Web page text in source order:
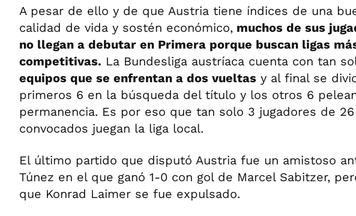
A pesar de ello y de que Austria tiene índices de una
calidad de vida y sostén económico, muchos de sus
no llegan a debutar en Primera porque buscan ligas
competitivas. La Bundesliga austríaca cuenta con tan
equipos que se enfrentan a dos vueltas y al final se
primeros 6 en la búsqueda del título y los otros 6
permanencia. Es por eso que tan solo 3 jugadores de 26
convocados juegan la liga local.
El último partido que disputó Austria fue un amistoso
Túnez en el que ganó 1-0 con gol de Marcel Sabitzer,
que Konrad Laimer se fue expulsado.